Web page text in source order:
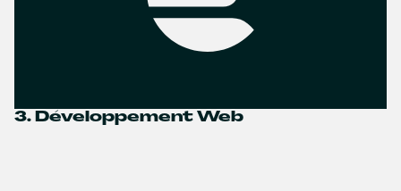
3. Développement Web